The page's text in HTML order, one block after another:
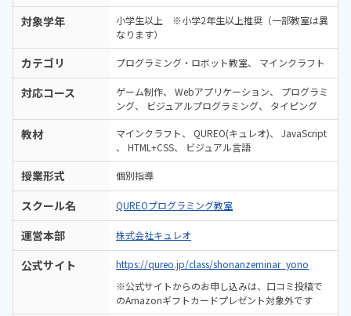
対象学年
小学生以上 ※小学2年生以上推奨（一部教室は異
なります）
カテゴリ プログラミング・ロボット教室 マインクラフト
対応コース ゲーム制作 Webアプリケーション
プログラミ
ング
ビジュアルプログラミング タイピング
教材 マインクラフト QUREO(キュレオ)
JavaScript
HTML+CSS
ビジュアル言語
授業形式 個別指導
スクール名 QUREOプログラミング教室
運営本部 株式会社キュレオ
公式サイト
https://qureo.jp/class/shonanzeminar_yono
※公式サイトからのお申し込みは、口コミ投稿で
のAmazonギフトカードプレゼント対象外です